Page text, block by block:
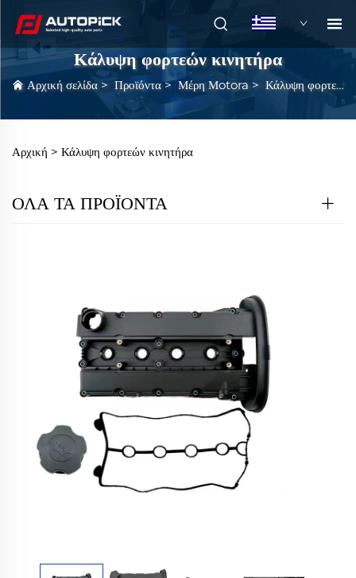
EL
Κάλυψη φορτεών κινητήρα
Αρχική σελίδα > Προϊόντα>Μέρη Μotora> Κάλυψη φορτεών κινητήρα
Αρχική > Κάλυψη φορτεών κινητήρα
ΟΛΑ ΤΑ ΠΡΟΪΟΝΤΑ